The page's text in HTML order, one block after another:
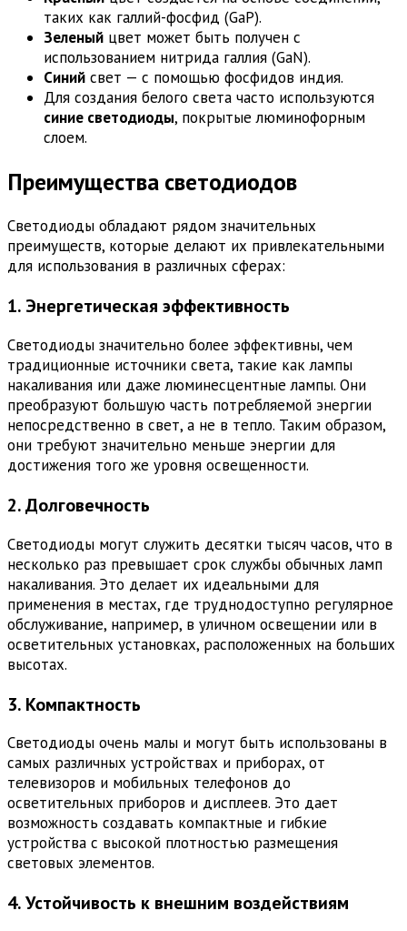
таких как галлий-фосфид (GaP).
Зеленый цвет может быть получен с
использованием нитрида галлия (GaN).
Синий свет — с помощью фосфидов индия.
Для создания белого света часто используются
синие светодиоды, покрытые люминофорным
слоем.
Преимущества светодиодов
Светодиоды обладают рядом значительных
преимуществ, которые делают их привлекательными
для использования в различных сферах:
1. Энергетическая эффективность
Светодиоды значительно более эффективны, чем
традиционные источники света, такие как лампы
накаливания или даже люминесцентные лампы. Они
преобразуют большую часть потребляемой энергии
непосредственно в свет, а не в тепло. Таким образом,
они требуют значительно меньше энергии для
достижения того же уровня освещенности.
2. Долговечность
Светодиоды могут служить десятки тысяч часов, что в
несколько раз превышает срок службы обычных ламп
накаливания. Это делает их идеальными для
применения в местах, где труднодоступно регулярное
обслуживание, например, в уличном освещении или в
осветительных установках, расположенных на больших
высотах.
3. Компактность
Светодиоды очень малы и могут быть использованы в
самых различных устройствах и приборах, от
телевизоров и мобильных телефонов до
осветительных приборов и дисплеев. Это дает
возможность создавать компактные и гибкие
устройства с высокой плотностью размещения
световых элементов.
4. Устойчивость к внешним воздействиям